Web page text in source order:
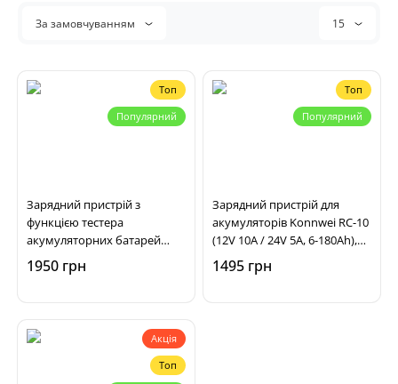
За замовчуванням 15
Топ
Популярний
Зарядний пристрій з
функцією тестера
акумуляторних батарей
Konnwei KW520 (12V 10А /
24V 5А, 4-150Ah)
1950 грн
Топ
Популярний
Зарядний пристрій для
акумуляторів Konnwei RC-10
(12V 10А / 24V 5А, 6-180Ah),
імпульсний, автоматичний
1495 грн
Акція
Топ